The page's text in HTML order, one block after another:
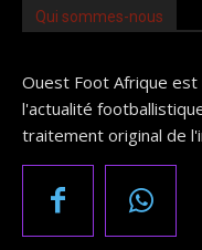
Qui sommes-nous
Ouest Foot Afrique
l'actualité
traitement original de